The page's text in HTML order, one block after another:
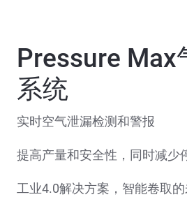
Pressure Max
系统
实时空气泄漏检测和警报
提高产量和安全性，同时减少
工业4.0解决方案，智能卷取